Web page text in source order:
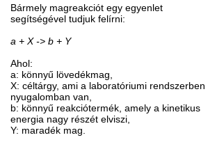
Bármely magreakciót egy egyenlet
segítségével tudjuk felírni:
a + X -> b + Y
Ahol:
a: könnyű lövedékmag,
X: céltárgy, ami a laboratóriumi rendszerben
nyugalomban van,
b: könnyű reakciótermék, amely a kinetikus
energia nagy részét elviszi,
Y: maradék mag.